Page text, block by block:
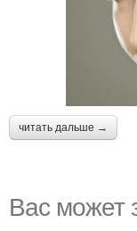
читать дальше →
Вас может